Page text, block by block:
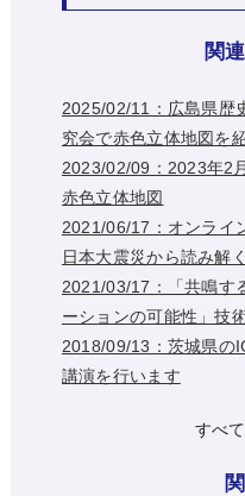
関
2025/02/11：広島県歴
究会で赤色立体地図を
2023/02/09：2023年2
赤色立体地図
2021/06/17：オンライ
日本大震災から読み解
2021/03/17：「共鳴
ーションの可能性」技
2018/09/13：茨城県の
講演を行います
すべ